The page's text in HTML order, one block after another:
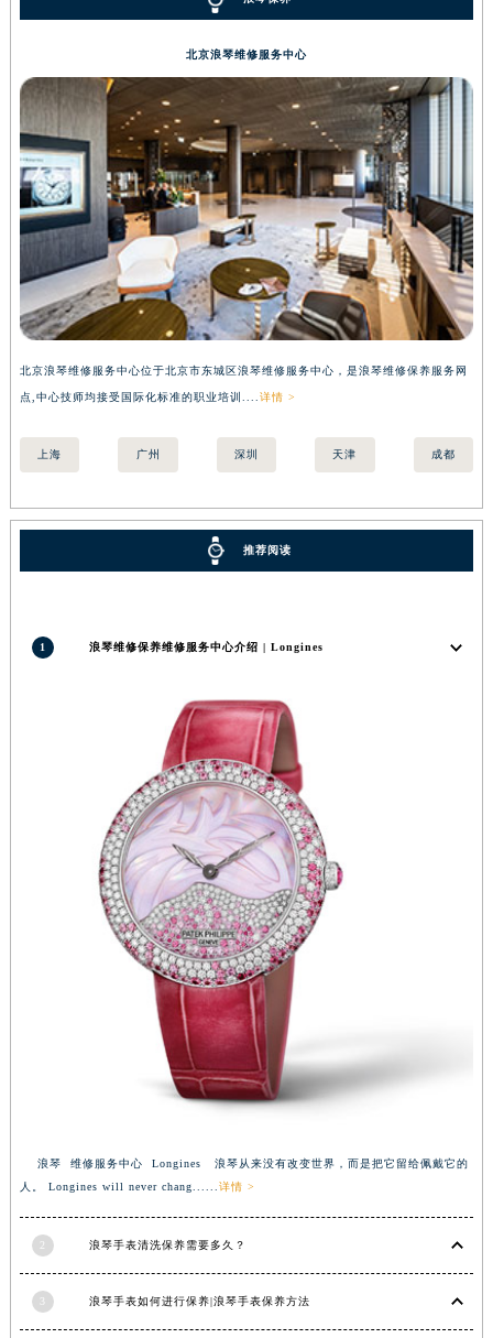
北京浪琴维修服务中心
北京浪琴维修服务中心位于北京市东城区浪琴维修服务中心，是浪琴维修保养服务网
点,中心技师均接受国际化标准的职业培训.... 详情 >
上海 广州 深圳 天津 成都
推荐阅读
1 浪琴维修保养维修服务中心介绍 | Longines
浪琴 维修服务中心 Longines 浪琴从来没有改变世界，而是把它留给佩戴它的
人。 Longines will never chang...... 详情 >
2 浪琴手表清洗保养需要多久？
3 浪琴手表如何进行保养|浪琴手表保养方法